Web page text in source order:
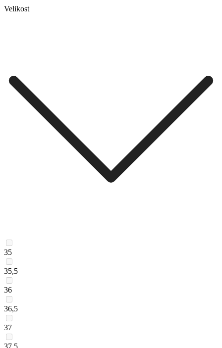
Velikost
35
35,5
36
36,5
37
37,5